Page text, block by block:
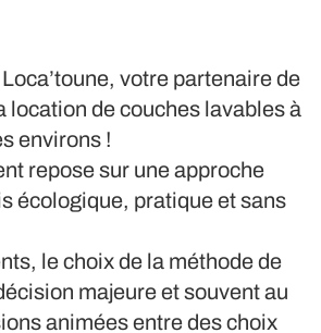
votre partenaire de
location de couches lavables à
environs !
repose sur une approche
écologique, pratique et sans
le choix de la méthode de
majeure et souvent au
animées entre des choix